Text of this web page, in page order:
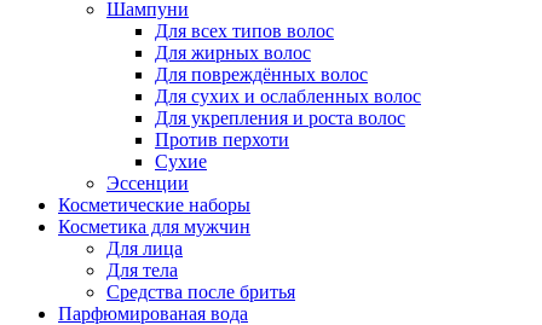
Шампуни
Для всех типов волос
Для жирных волос
Для повреждённых волос
Для сухих и ослабленных волос
Для укрепления и роста волос
Против перхоти
Сухие
Эссенции
Косметические наборы
Косметика для мужчин
Для лица
Для тела
Средства после бритья
Парфюмированая вода